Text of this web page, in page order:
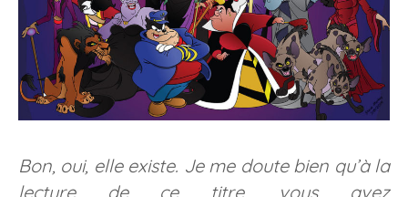
Bon, oui, elle existe. Je me doute bien qu’à la
lecture de ce titre, vous avez